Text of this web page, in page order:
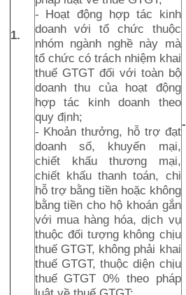
1.
- Hoạt động hợp tác kinh
doanh với tổ chức thuộc
nhóm ngành nghề này mà
tổ chức có trách nhiệm khai
thuế GTGT đối với toàn bộ
doanh thu của hoạt động
hợp tác kinh doanh theo
quy định;
- Khoản thưởng, hỗ trợ đạt
doanh số, khuyến mại,
chiết khấu thương mại,
chiết khấu thanh toán, chi
hỗ trợ bằng tiền hoặc không
bằng tiền cho hộ khoán gắn
với mua hàng hóa, dịch vụ
thuộc đối tượng không chịu
thuế GTGT, không phải khai
thuế GTGT, thuộc diện chịu
thuế GTGT 0% theo pháp
-